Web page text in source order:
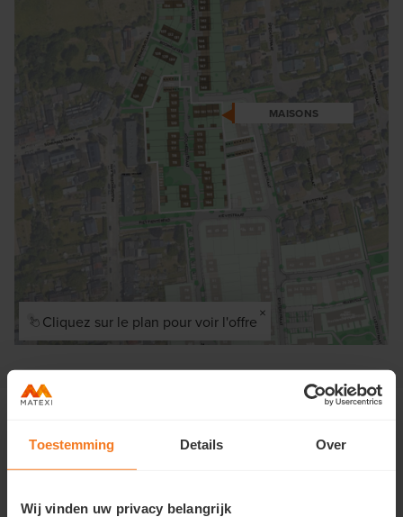
Toestemming Details Over
Wij vinden uw privacy belangrijk
Cliquez sur le plan pour voir l'offre×
MAISONS